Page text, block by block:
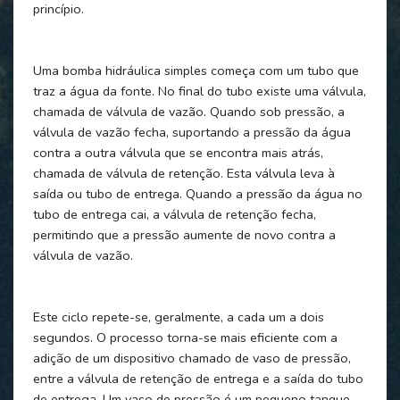
princípio.
Uma bomba hidráulica simples começa com um tubo que
traz a água da fonte. No final do tubo existe uma válvula,
chamada de válvula de vazão. Quando sob pressão, a
válvula de vazão fecha, suportando a pressão da água
contra a outra válvula que se encontra mais atrás,
chamada de válvula de retenção. Esta válvula leva à
saída ou tubo de entrega. Quando a pressão da água no
tubo de entrega cai, a válvula de retenção fecha,
permitindo que a pressão aumente de novo contra a
válvula de vazão.
Este ciclo repete-se, geralmente, a cada um a dois
segundos. O processo torna-se mais eficiente com a
adição de um dispositivo chamado de vaso de pressão,
entre a válvula de retenção de entrega e a saída do tubo